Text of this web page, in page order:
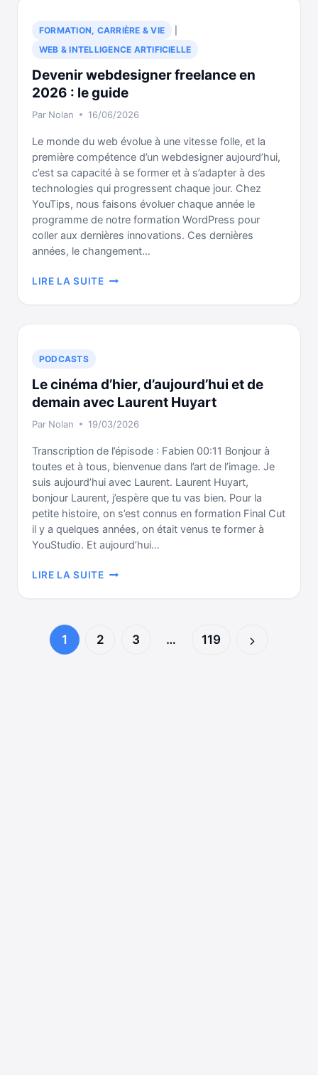
FORMATION, CARRIÈRE & VIE
WEB & INTELLIGENCE ARTIFICIELLE
Devenir webdesigner freelance en
2026 : le guide
Par Nolan 16/06/2026
Le monde du web évolue à une vitesse folle, et la
première compétence d’un webdesigner aujourd’hui,
c’est sa capacité à se former et à s’adapter à des
technologies qui progressent chaque jour. Chez
YouTips, nous faisons évoluer chaque année le
programme de notre formation WordPress pour
coller aux dernières innovations. Ces dernières
années, le changement…
LIRE LA SUITEDEVENIR
FREELANCE
EN
GUIDE
PODCASTS
Le cinéma d’hier, d’aujourd’hui et de
demain avec Laurent Huyart
Par Nolan 19/03/2026
Transcription de l’épisode : Fabien 00:11 Bonjour à
toutes et à tous, bienvenue dans l’art de l’image. Je
suis aujourd’hui avec Laurent. Laurent Huyart,
bonjour Laurent, j’espère que tu vas bien. Pour la
petite histoire, on s’est connus en formation Final Cut
il y a quelques années, on était venus te former à
YouStudio. Et aujourd’hui…
LIRE LA SUITELE
D’HIER,
DE
Navigation
1 2 3 …
119